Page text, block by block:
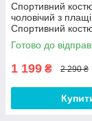
Спортивний
чоловічий з
Спортивний
чоловічий з
Готово до
1 199 ₴ 2 290 ₴